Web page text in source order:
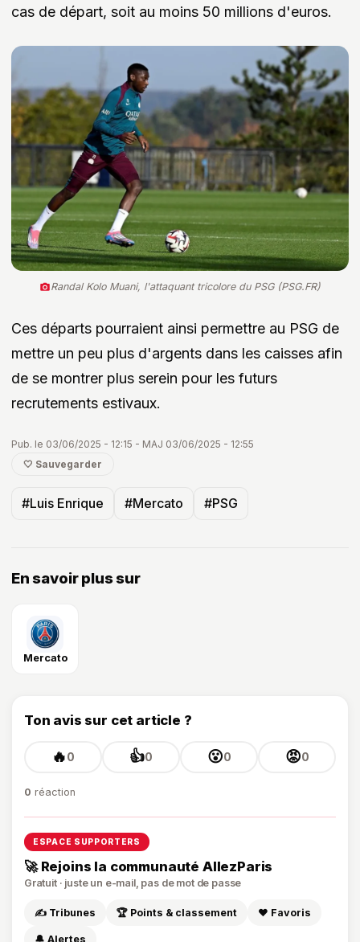
cas de départ, soit au moins 50 millions d'euros.
Randal Kolo Muani, l'attaquant tricolore du PSG (PSG.FR)
Ces départs pourraient ainsi permettre au PSG de
mettre un peu plus d'argents dans les caisses afin
de se montrer plus serein pour les futurs
recrutements estivaux.
Pub. le 03/06/2025 - 12:15 - MAJ 03/06/2025 - 12:55
🤍 Sauvegarder
#Luis Enrique #Mercato #PSG
En savoir plus sur
Mercato
Ton avis sur cet article ?
🔥0 👍0 😮0 😡0
0 réaction
ESPACE SUPPORTERS
🚀 Rejoins la communauté AllezParis
Gratuit · juste un e-mail, pas de mot de passe
✍️ Tribunes 🏆 Points & classement ❤️ Favoris
🔔 Alertes